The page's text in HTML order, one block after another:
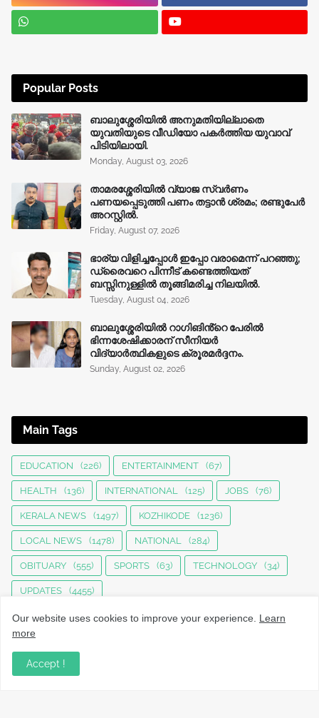
Popular Posts
ബാലുശ്ശേരിയിൽ അനുമതിയില്ലാതെ
യുവതിയുടെ വീഡിയോ പകർത്തിയ യുവാവ്
പിടിയിലായി.
Monday, August 03, 2026
താമരശ്ശേരിയിൽ വ്യാജ സ്വർണം
പണയപ്പെടുത്തി പണം തട്ടാൻ ശ്രമം; രണ്ടുപേർ
അറസ്റ്റിൽ.
Friday, August 07, 2026
ഭാര്യ വിളിച്ചപ്പോള്‍ ഇപ്പോ വരാമെന്ന് പറഞ്ഞു;
ഡ്രൈവറെ പിന്നീട് കണ്ടെത്തിയത്
ബസ്സിനുള്ളില്‍ തൂങ്ങിമരിച്ച നിലയിൽ.
Tuesday, August 04, 2026
ബാലുശ്ശേരിയിൽ റാഗിങിൻ്റെ പേരിൽ
ഭിന്നശേഷിക്കാരന് സീനിയർ
വിദ്യാർത്ഥികളുടെ ക്രൂരമര്‍ദ്ദനം.
Sunday, August 02, 2026
Main Tags
EDUCATION (226) ENTERTAINMENT (67)
HEALTH (136) INTERNATIONAL (125) JOBS (76)
KERALA NEWS (1497) KOZHIKODE (1236)
LOCAL NEWS (1478) NATIONAL (284)
OBITUARY (555) SPORTS (63) TECHNOLOGY (34)
UPDATES (4455)
Our website uses cookies to improve your experience. Learn
more
Accept !